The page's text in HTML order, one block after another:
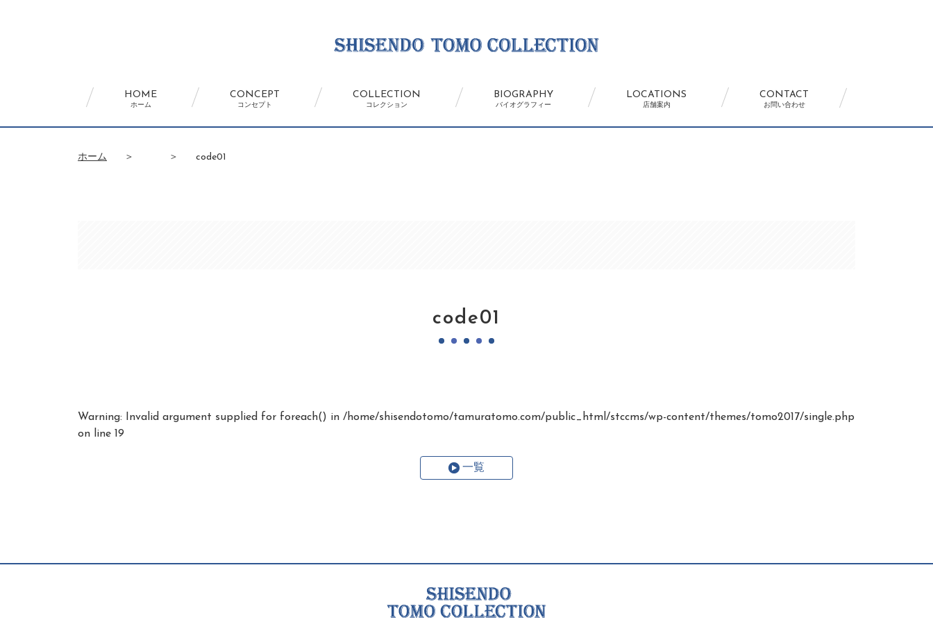
HOME
ホーム
CONCEPT
コンセプト
COLLECTION
コレクション
BIOGRAPHY
バイオグラフィー
LOCATIONS
店舗案内
CONTACT
お問い合わせ
ホーム ＞ ＞ code01
code01
Warning: Invalid argument supplied for foreach() in /home/shisendotomo/tamuratomo.com/public_html/stccms/wp-content/themes/tomo2017/single.php
on line 19
一覧